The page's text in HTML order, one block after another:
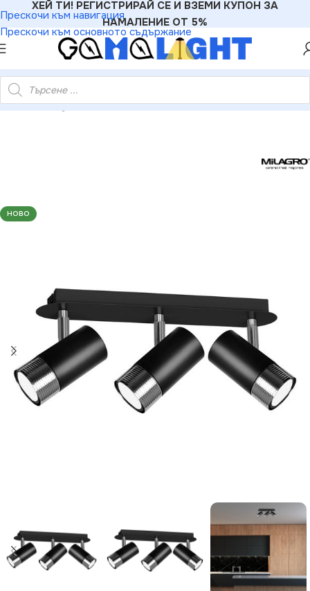
Прескочи към навигация
Прескочи към основното съдържание
ХЕЙ ТИ! РЕГИСТРИРАЙ СЕ И ВЗЕМИ КУПОН ЗА
НАМАЛЕНИЕ ОТ 5%
»Milagro MLP6230 DANI BLACK/CHROME 3xGU10 Спот
НОВО